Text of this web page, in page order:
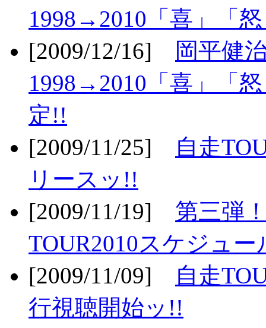
1998→2010「喜」「
[2009/12/16]
岡平健
1998→2010「喜」「
定!!
[2009/11/25]
自走
リースッ!!
[2009/11/19] 第三弾
TOUR2010スケジュー
[2009/11/09]
自走
行視聴開始ッ!!